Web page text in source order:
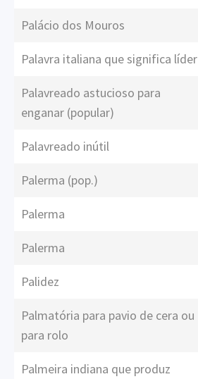
Palácio dos Mouros
Palavra italiana que significa líder
Palavreado astucioso para
enganar (popular)
Palavreado inútil
Palerma (pop.)
Palerma
Palerma
Palidez
Palmatória para pavio de cera ou
para rolo
Palmeira indiana que produz